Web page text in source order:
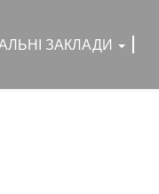
ЗАКЛАДИ